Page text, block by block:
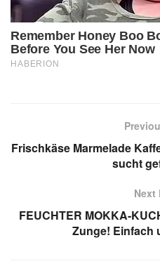
Frischkäse Marmelade
sucht
Next
FEUCHTER MOKKA-
Zunge! Einfach